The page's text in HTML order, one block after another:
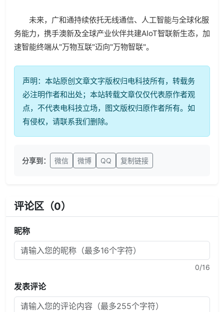
未来，广和通持续依托无线通信、人工智能与全球化服
务能力，携手澳新及全球产业伙伴共建AIoT智联新生态，加
速智能终端从"万物互联"迈向"万物智联"。
声明：本站原创文章文字版权归电科技所有，转载务
必注明作者和出处；本站转载文章仅仅代表原作者观
点，不代表电科技立场，图文版权归原作者所有。如
有侵权，请联系我们删除。
分享到： 微信 微博 QQ 复制链接
评论区（0）
昵称
0/16
发表评论